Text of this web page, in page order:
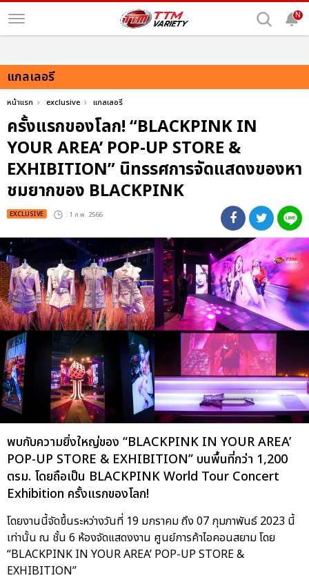
N
แกลเลอรี
หน้าแรก exclusive แกลเลอรี
ครั้งแรกของโลก! “BLACKPINK IN
YOUR AREA’ POP-UP STORE &
EXHIBITION” นิทรรศการจัดแสดงของหา
ชมยากของ BLACKPINK
EXCLUSIVE : 1 ก.พ. 2566
พบกับความยิ่งใหญ่ของ “BLACKPINK IN YOUR AREA’
POP-UP STORE & EXHIBITION” บนพื้นที่กว่า 1,200
ตรม. โดยถือเป็น BLACKPINK World Tour Concert
Exhibition ครั้งแรกของโลก!
โดยงานนี้จัดขึ้นระหว่างวันที่ 19 มกราคม ถึง 07 กุมภาพันธ์ 2023 นี้
เท่านั้น ณ ชั้น 6 ห้องจัดแสดงงาน ศูนย์การค้าไอคอนสยาม โดย
“BLACKPINK IN YOUR AREA’ POP-UP STORE &
EXHIBITION”